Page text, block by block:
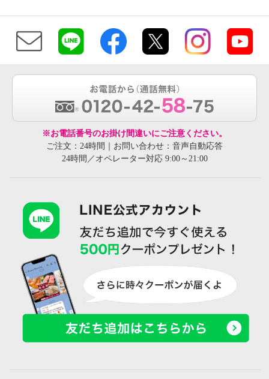
※お電話番号のお掛け間違いにご注意ください。
ご注文：24時間｜お問い合わせ：音声自動応答
24時間／オペレーター対応 9:00～21:00